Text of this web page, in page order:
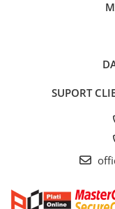
Incarcatoare Auto
Papuci / Conectori
Redresoare Auto
Sigurante Auto
SUPORT